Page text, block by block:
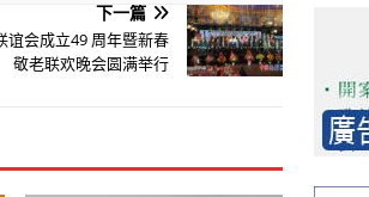
下一篇
谊会成立49 周年暨新春
敬老联欢晚会圆满举行